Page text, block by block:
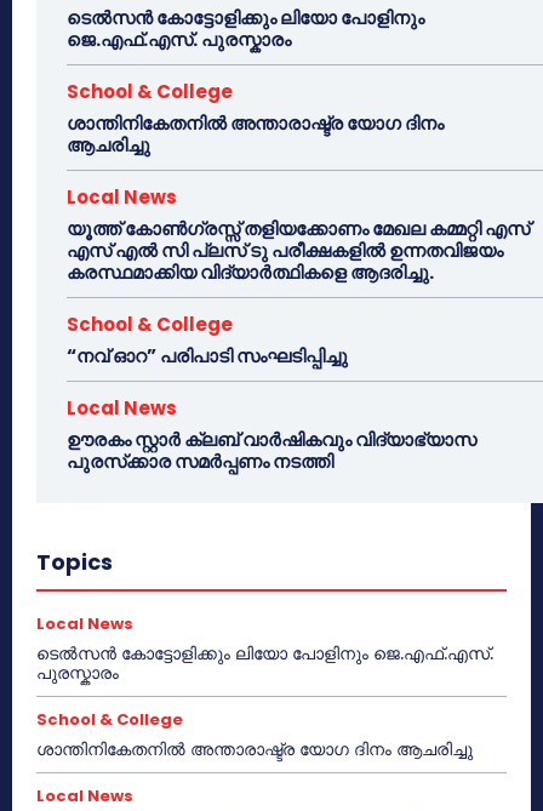
ടെൽസൻ കോട്ടോളിക്കും ലിയോ പോളിനും
ജെ.എഫ്.എസ്. പുരസ്കാരം
School & College
ശാന്തിനികേതനിൽ അന്താരാഷ്ട്ര യോഗ ദിനം
ആചരിച്ചു
Local News
യൂത്ത് കോൺഗ്രസ്സ് തളിയക്കോണം മേഖല കമ്മറ്റി എസ്
എസ് എൽ സി പ്ലസ് ടു പരീക്ഷകളിൽ ഉന്നതവിജയം
കരസ്ഥമാക്കിയ വിദ്യാർത്ഥികളെ ആദരിച്ചു.
School & College
“നവ് ഓറ” പരിപാടി സംഘടിപ്പിച്ചു
Local News
ഊരകം സ്റ്റാർ ക്ലബ് വാർഷികവും വിദ്യാഭ്യാസ
പുരസ്‌ക്കാര സമർപ്പണം നടത്തി
Topics
Local News
ടെൽസൻ കോട്ടോളിക്കും ലിയോ പോളിനും ജെ.എഫ്.എസ്.
പുരസ്കാരം
School & College
ശാന്തിനികേതനിൽ അന്താരാഷ്ട്ര യോഗ ദിനം ആചരിച്ചു
Local News